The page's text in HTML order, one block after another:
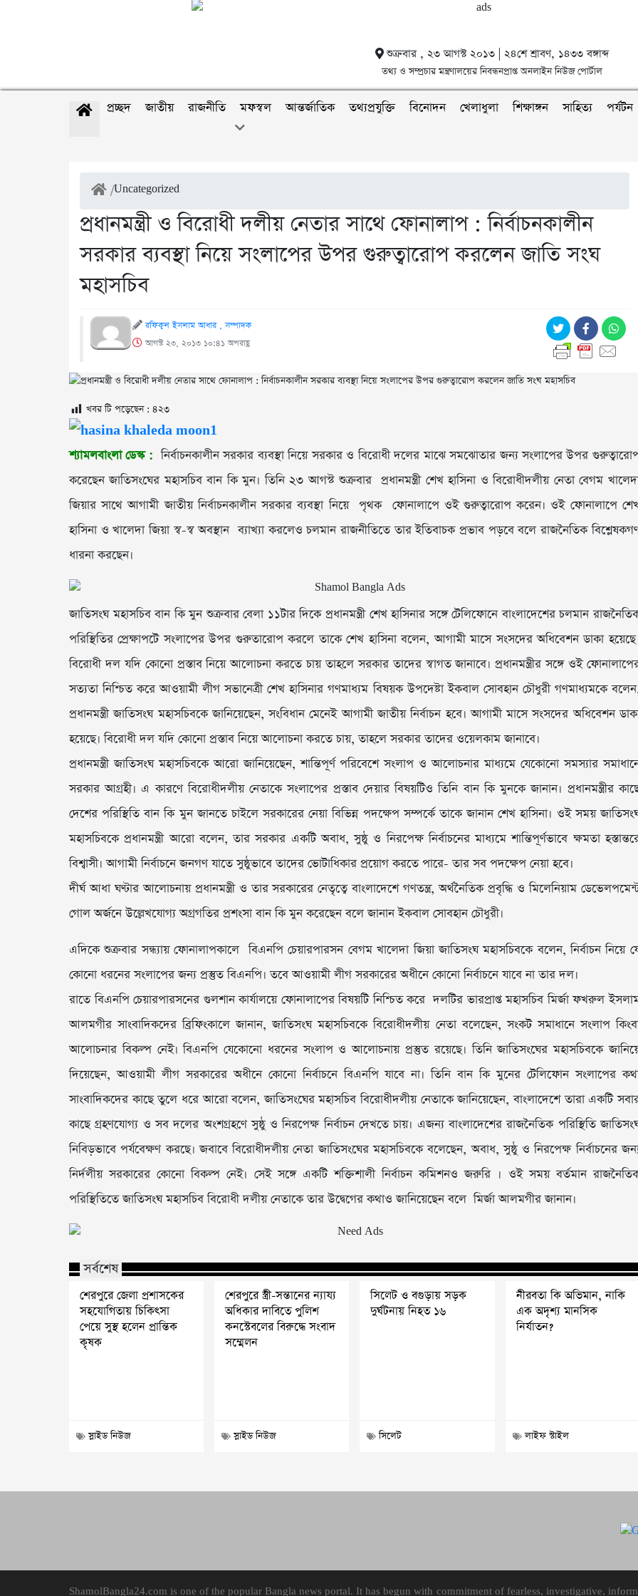
শুক্রবার , ২৩ আগস্ট ২০১৩ | ২৪শে শ্রাবণ, ১৪৩৩ বঙ্গাব্দ
তথ্য ও সম্প্রচার মন্ত্রণালয়ের নিবন্ধনপ্রাপ্ত অনলাইন নিউজ পোর্টাল
প্রচ্ছদ জাতীয় রাজনীতি মফস্বল আন্তর্জাতিক তথ্যপ্রযুক্তি বিনোদন খেলাধুলা শিক্ষাঙ্গন সাহিত্য পর্যটন
/Uncategorized
প্রধানমন্ত্রী ও বিরোধী দলীয় নেতার সাথে ফোনালাপ : নির্বাচনকালীন
সরকার ব্যবস্থা নিয়ে সংলাপের উপর গুরুত্বারোপ করলেন জাতি সংঘ
মহাসচিব
রফিকুল ইসলাম আধার , সম্পাদক
আগস্ট ২৩, ২০১৩ ১০:৪১ অপরাহ্ণ
খবর টি পড়েছেন : ৪২৩
শ্যামলবাংলা ডেস্ক : নির্বাচনকালীন সরকার ব্যবস্থা নিয়ে সরকার ও বিরোধী দলের মাঝে সমঝোতার জন্য সংলাপের উপর
করেছেন জাতিসংঘের মহাসচিব বান কি মুন। তিনি ২৩ আগস্ট শুক্রবার প্রধানমন্ত্রী শেখ হাসিনা ও বিরোধীদলীয় নেতা বেগম
জিয়ার সাথে আগামী জাতীয় নির্বাচনকালীন সরকার ব্যবস্থা নিয়ে পৃথক ফোনালাপে ওই গুরুত্বারোপ করেন। ওই ফোনালাপে
হাসিনা ও খালেদা জিয়া স্ব-স্ব অবস্থান ব্যাখ্যা করলেও চলমান রাজনীতিতে তার ইতিবাচক প্রভাব পড়বে বলে রাজনৈতিক
ধারনা করছেন।
জাতিসংঘ মহাসচিব বান কি মুন শুক্রবার বেলা ১১টার দিকে প্রধানমন্ত্রী শেখ হাসিনার সঙ্গে টেলিফোনে বাংলাদেশের চলমান
পরিস্থিতির প্রেক্ষাপটে সংলাপের উপর গুরুতারোপ করলে তাকে শেখ হাসিনা বলেন, আগামী মাসে সংসদের অধিবেশন ডাকা
বিরোধী দল যদি কোনো প্রস্তাব নিয়ে আলোচনা করতে চায় তাহলে সরকার তাদের স্বাগত জানাবে। প্রধানমন্ত্রীর সঙ্গে ওই
সত্যতা নিশ্চিত করে আওয়ামী লীগ সভানেত্রী শেখ হাসিনার গণমাধ্যম বিষয়ক উপদেষ্টা ইকবাল সোবহান চৌধুরী গণমাধ্যমকে
প্রধানমন্ত্রী জাতিসংঘ মহাসচিবকে জানিয়েছেন, সংবিধান মেনেই আগামী জাতীয় নির্বাচন হবে। আগামী মাসে সংসদের অধিবেশন
হয়েছে। বিরোধী দল যদি কোনো প্রস্তাব নিয়ে আলোচনা করতে চায়, তাহলে সরকার তাদের ওয়েলকাম জানাবে।
প্রধানমন্ত্রী জাতিসংঘ মহাসচিবকে আরো জানিয়েছেন, শান্তিপূর্ণ পরিবেশে সংলাপ ও আলোচনার মাধ্যমে যেকোনো সমস্যার
সরকার আগ্রহী। এ কারণে বিরোধীদলীয় নেতাকে সংলাপের প্রস্তাব দেয়ার বিষয়টিও তিনি বান কি মুনকে জানান। প্রধানমন্ত্রীর
দেশের পরিস্থিতি বান কি মুন জানতে চাইলে সরকারের নেয়া বিভিন্ন পদক্ষেপ সম্পর্কে তাকে জানান শেখ হাসিনা। ওই সময়
মহাসচিবকে প্রধানমন্ত্রী আরো বলেন, তার সরকার একটি অবাধ, সুষ্ঠু ও নিরপেক্ষ নির্বাচনের মাধ্যমে শান্তিপূর্ণভাবে ক্ষমতা
বিশ্বাসী। আগামী নির্বাচনে জনগণ যাতে সুষ্ঠুভাবে তাদের ভোটাধিকার প্রয়োগ করতে পারে- তার সব পদক্ষেপ নেয়া হবে।
দীর্ঘ আধা ঘণ্টার আলোচনায় প্রধানমন্ত্রী ও তার সরকারের নেতৃত্বে বাংলাদেশে গণতন্ত্র, অর্থনৈতিক প্রবৃদ্ধি ও মিলেনিয়াম
গোল অর্জনে উল্লেখযোগ্য অগ্রগতির প্রশংসা বান কি মুন করেছেন বলে জানান ইকবাল সোবহান চৌধুরী।
এদিকে শুক্রবার সন্ধ্যায় ফোনালাপকালে বিএনপি চেয়ারপারসন বেগম খালেদা জিয়া জাতিসংঘ মহাসচিবকে বলেন, নির্বাচন নিয়ে
কোনো ধরনের সংলাপের জন্য প্রস্তুত বিএনপি। তবে আওয়ামী লীগ সরকারের অধীনে কোনো নির্বাচনে যাবে না তার দল।
রাতে বিএনপি চেয়ারপারসনের গুলশান কার্যালয়ে ফোনালাপের বিষয়টি নিশ্চিত করে দলটির ভারপ্রাপ্ত মহাসচিব মির্জা ফখরুল
আলমগীর সাংবাদিকদের ব্রিফিংকালে জানান, জাতিসংঘ মহাসচিবকে বিরোধীদলীয় নেতা বলেছেন, সংকট সমাধানে সংলাপ
আলোচনার বিকল্প নেই। বিএনপি যেকোনো ধরনের সংলাপ ও আলোচনায় প্রস্তুত রয়েছে। তিনি জাতিসংঘের মহাসচিবকে
দিয়েছেন, আওয়ামী লীগ সরকারের অধীনে কোনো নির্বাচনে বিএনপি যাবে না। তিনি বান কি মুনের টেলিফোন সংলাপের
সাংবাদিকদের কাছে তুলে ধরে আরো বলেন, জাতিসংঘের মহাসচিব বিরোধীদলীয় নেতাকে জানিয়েছেন, বাংলাদেশে তারা একটি
কাছে গ্রহণযোগ্য ও সব দলের অংশগ্রহণে সুষ্ঠু ও নিরপেক্ষ নির্বাচন দেখতে চায়। এজন্য বাংলাদেশের রাজনৈতিক পরিস্থিতি
নিবিড়ভাবে পর্যবেক্ষণ করছে। জবাবে বিরোধীদলীয় নেতা জাতিসংঘের মহাসচিবকে বলেছেন, অবাধ, সুষ্ঠু ও নিরপেক্ষ নির্বাচনের
নির্দলীয় সরকারের কোনো বিকল্প নেই। সেই সঙ্গে একটি শক্তিশালী নির্বাচন কমিশনও জরুরি । ওই সময় বর্তমান
পরিস্থিতিতে জাতিসংঘ মহাসচিব বিরোধী দলীয় নেতাকে তার উদ্বেগের কথাও জানিয়েছেন বলে মির্জা আলমগীর জানান।
সর্বশেষ
শেরপুরে জেলা প্রশাসকের
সহযোগিতায় চিকিৎসা
পেয়ে সুস্থ হলেন প্রান্তিক
কৃষক
স্লাইড নিউজ
শেরপুরে স্ত্রী-সন্তানের ন্যায্য
অধিকার দাবিতে পুলিশ
কনস্টেবলের বিরুদ্ধে সংবাদ
সম্মেলন
স্লাইড নিউজ
সিলেট ও বগুড়ায় সড়ক
দুর্ঘটনায় নিহত ১৬
সিলেট
নীরবতা কি অভিমান, নাকি
এক অদৃশ্য মানসিক
নির্যাতন?
লাইফ স্টাইল
ShamolBangla24.com is one of the popular Bangla news portal. It has begun with commitment of fearless, investigative,